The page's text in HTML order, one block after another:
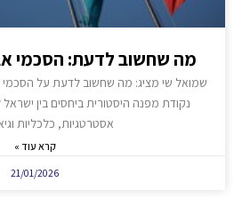
מה שחשוב לדעת: הסכמי
שמואל שי מציג: מה שחשוב לדעת על
נקודת מפנה היסטורית ביחסים בין
אסטרטגיות, כלכליות
קרא עוד »
21/01/2026